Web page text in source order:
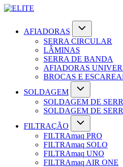
AFIADORAS
SERRA CIRCULAR
LÂMINAS
SERRA DE BANDA
AFIADORAS
BROCAS E
SOLDAGEM
SOLDAGEM DE
SOLDAGEM DE
FILTRAÇÃO
FILTRAmaq PRO
FILTRAmaq SOLO
FILTRAmaq UNO
FILTRAmaq AIR ONE